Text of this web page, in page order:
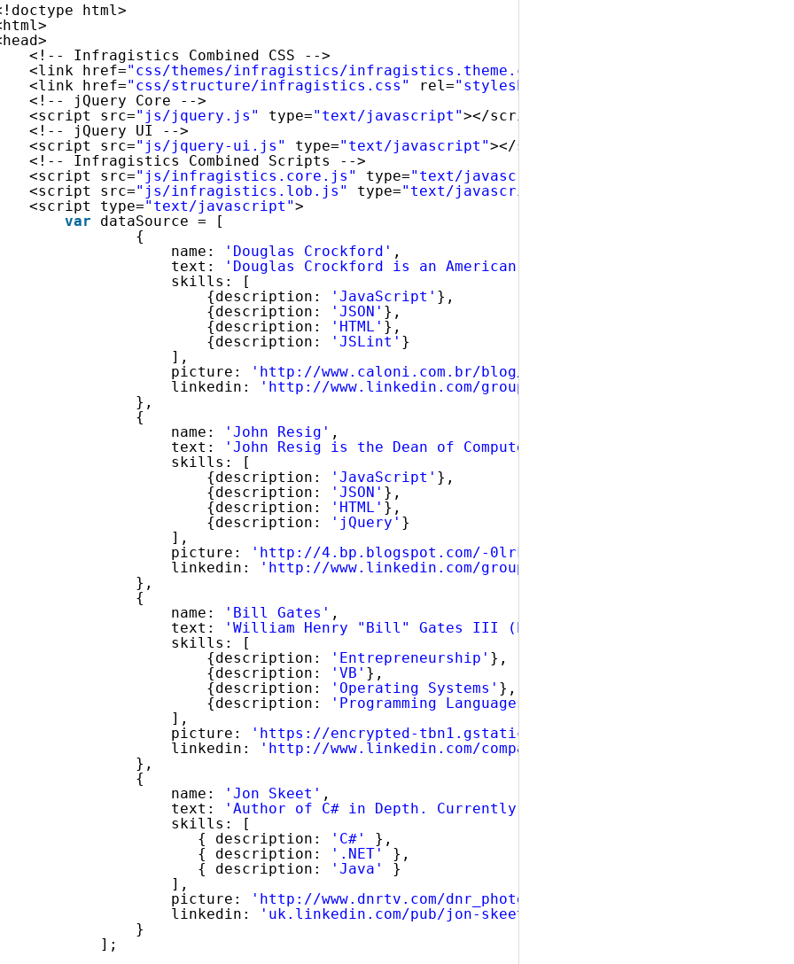
html>
<!-- Infragistics Combined CSS -->
<link href="css/themes/infragistics/infragistics.theme.css"
<link href="css/structure/infragistics.css" rel="stylesheet"
<!-- jQuery Core -->
<script src="js/jquery.js" type="text/javascript"></script>
<!-- jQuery UI -->
<script src="js/jquery-ui.js" type="text/javascript"></script>
<!-- Infragistics Combined Scripts -->
<script src="js/infragistics.core.js" type="text/javascript"
<script src="js/infragistics.lob.js" type="text/javascript"
<script type="text/javascript">
var
dataSource = [
{
name:
'Douglas Crockford' ,
text:
'Douglas Crockford is an American computer programmer and
skills: [
{description:
'JavaScript' },
{description:
'JSON' },
{description:
'HTML' },
{description:
'JSLint' }
],
picture:
'http://www.caloni.com.br/blog/wp-content/uploads/
linkedin:
'http://www.linkedin.com/groups?gid=3165057&trk=group-name'
},
{
name:
'John Resig' ,
text:
'John Resig is the Dean of Computer Science at Khan
skills: [
{description:
'JavaScript' },
{description:
'JSON' },
{description:
'HTML' },
{description:
'jQuery' }
],
picture:
'http://4.bp.blogspot.com/-0lrkys7OhZk/TZpreRxfdRI/
linkedin:
'http://www.linkedin.com/
},
{
name:
'Bill Gates' ,
text:
'William Henry "Bill" Gates III (born October 28, 1955) is an
skills: [
{description:
'Entrepreneurship' },
{description:
'VB' },
{description:
'Operating Systems' },
{description:
'Programming Languages'
],
picture:
'https://encrypted-tbn1.gstatic.com/
linkedin:
'http://www.linkedin.com/company/8736?trk=tyah'
},
{
name:
'Jon Skeet' ,
text:
'Author of C# in Depth. Currently a software engineer at
skills: [
{ description:
'C#'
},
{ description:
'.NET'
},
{ description:
'Java'
}
],
picture:
'http://www.dnrtv.com/dnr_photos/JonSkeet.jpg'
linkedin:
'uk.linkedin.com/pub/jon-skeet/0/800/ba3'
}
];